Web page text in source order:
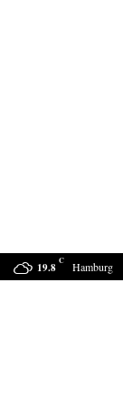
19.8 C Hamburg